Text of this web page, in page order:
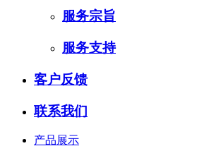
服务宗旨
服务支持
客户反馈
联系我们
产品展示